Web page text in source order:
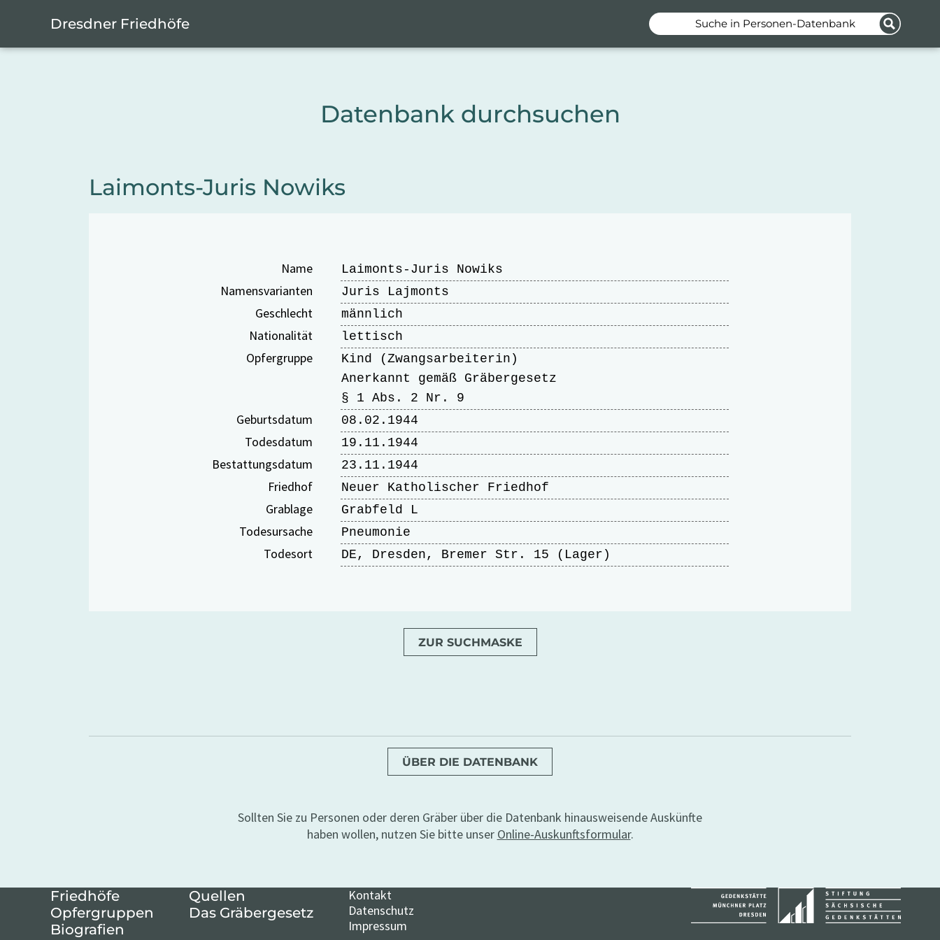
Dresdner Friedhöfe Suche in Personen-Datenbank
Datenbank durchsuchen
Laimonts-Juris Nowiks
Name Laimonts-Juris Nowiks
Namensvarianten Juris Lajmonts
Geschlecht männlich
Nationalität lettisch
Opfergruppe
Kind (Zwangsarbeiterin)
Anerkannt gemäß Gräbergesetz
§ 1 Abs. 2 Nr. 9
Geburtsdatum 08.02.1944
Todesdatum 19.11.1944
Bestattungsdatum 23.11.1944
Friedhof Neuer Katholischer Friedhof
Grablage Grabfeld L
Todesursache Pneumonie
Todesort DE, Dresden, Bremer Str. 15 (Lager)
ZUR SUCHMASKE
ÜBER DIE DATENBANK
Sollten Sie zu Personen oder deren Gräber über die Datenbank hinausweisende Auskünfte
haben wollen, nutzen Sie bitte unser Online-Auskunftsformular.
Friedhöfe
Opfergruppen
Biografien
Quellen
Das Gräbergesetz
Kontakt
Datenschutz
Impressum